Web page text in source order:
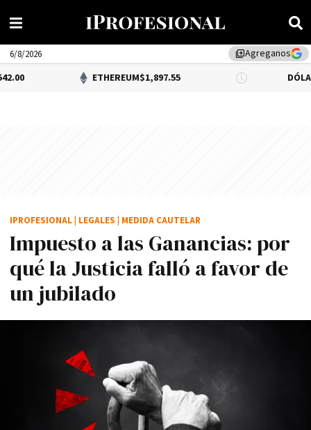
library_addAgreganos
6/8/2026
ETHEREUM$1,897.55 DÓLAR BNA 0.34%
Impuesto a las Ganancias: por
qué la Justicia falló a favor de
un jubilado
IPROFESIONAL LEGALES MEDIDA CAUTELAR